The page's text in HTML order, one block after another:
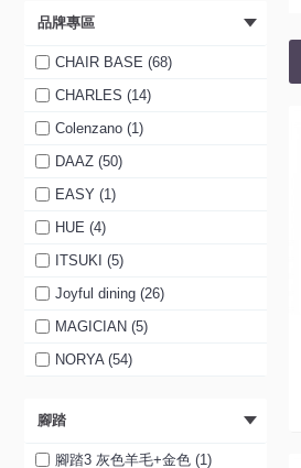
品牌專區
CHAIR BASE (68)
CHARLES (14)
Colenzano (1)
DAAZ (50)
EASY (1)
HUE (4)
ITSUKI (5)
Joyful dining (26)
MAGICIAN (5)
NORYA (54)
TRIO (16)
URBAN (1)
腳踏
腳踏3 灰色羊毛+金色 (1)